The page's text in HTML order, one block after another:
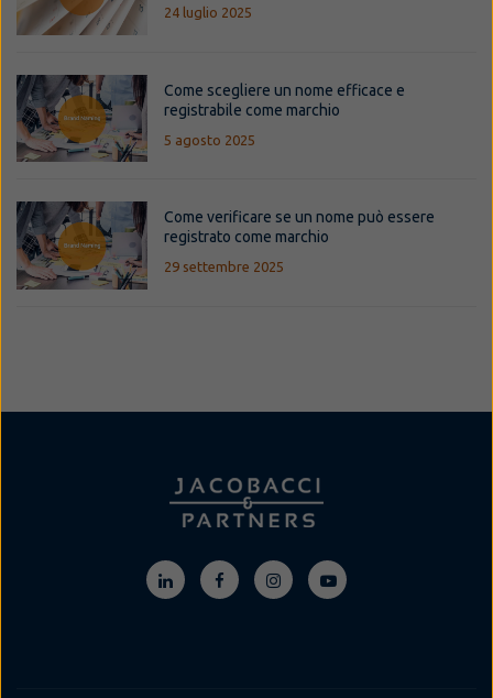
24 luglio 2025
Come scegliere un nome efficace e
registrabile come marchio
5 agosto 2025
Come verificare se un nome può essere
registrato come marchio
29 settembre 2025